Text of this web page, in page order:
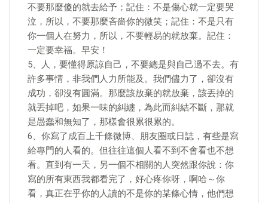
不要那麼傻的就去給予；記住：不是傷心就一定要哭
泣，所以，不要那麼吝嗇你的微笑；記住：不是只有
你一個人在努力，所以，不要輕易的就放棄。記住：
一定要幸福。早安！
5、人，要懂得原諒自己，不要總是與自己過不去。有
許多事情，非我們人力所能及。我們儘力了，卻沒有
成功，卻沒有圓滿。那麼該放棄的就放棄，該丟掉的
就丟掉吧，如果一味的糾纏，為此而糾結不斷，那就
是愚蠢和無知了，那樣會很累很累的。
6、你寫了成百上千條微博、朋友圈或日誌，有些是寫
給專門的人看的。但往往這個人看不到不會看也不想
看。直到有一天，另一個不相關的人突然跟你說：你
寫的所有東西我都看完了，好心疼你呀，啊哈～你
看，真正在乎你的人讀的不是你的某條心情，他們想